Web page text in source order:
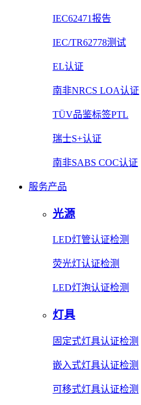
IEC62471报告
IEC/TR62778测试
EL认证
南非NRCS LOA认证
TÜV品鉴标签PTL
瑞士S+认证
南非SABS COC认证
服务产品
光源
LED灯管认证检测
荧光灯认证检测
LED灯泡认证检测
灯具
固定式灯具认证检测
嵌入式灯具认证检测
可移式灯具认证检测